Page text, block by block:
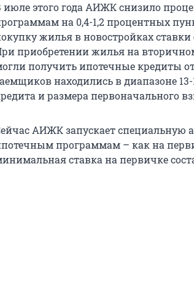
июле этого года АИЖК снизило
на 0,4-1,2 процентных
жилья в новостройках ставки
приобретении жилья на
получить ипотечные кредиты
находились в диапазоне
и размера первоначального
АИЖК запускает специальную
программам – как на
ставка на первичке